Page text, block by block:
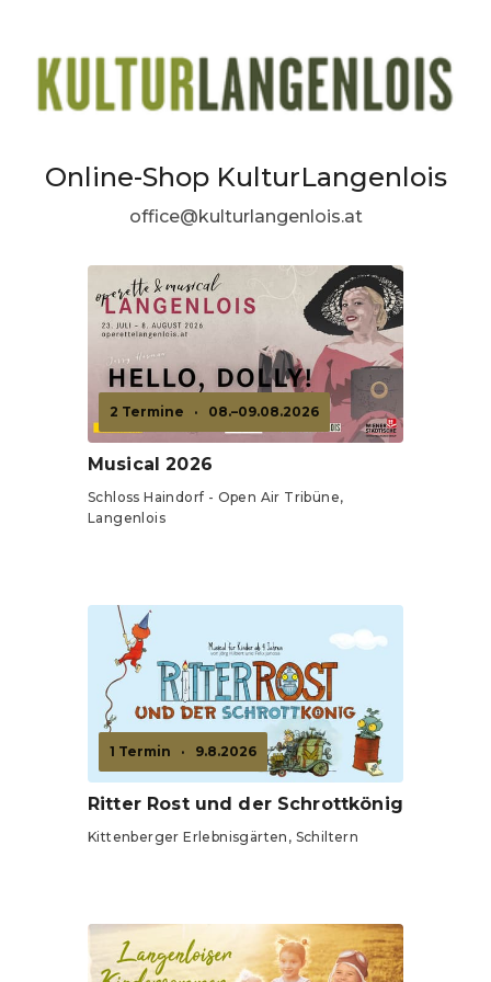
Online-Shop KulturLangenlois
office@kulturlangenlois.at
2 Termine · 08.–09.08.2026
Musical 2026
Schloss Haindorf - Open Air Tribüne,
Langenlois
1 Termin · 9.8.2026
Ritter Rost und der Schrottkönig
Kittenberger Erlebnisgärten, Schiltern